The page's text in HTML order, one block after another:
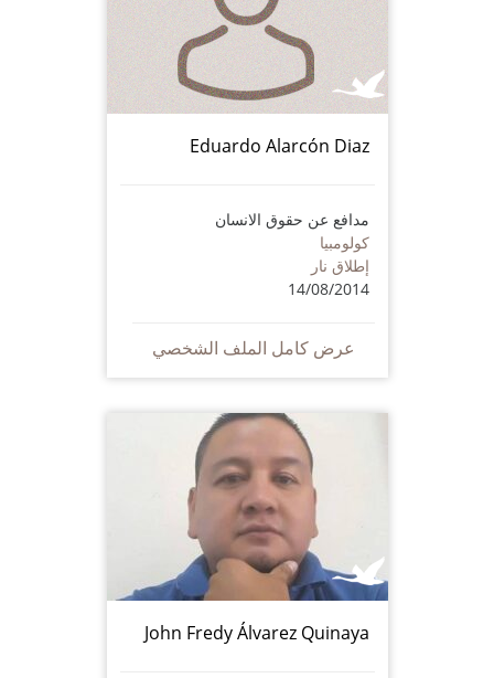
Eduardo Alarcón Diaz
مدافع عن حقوق الانسان
كولومبيا
إطلاق نار
14/08/2014
عرض كامل الملف الشخصي
John Fredy Álvarez Quinaya